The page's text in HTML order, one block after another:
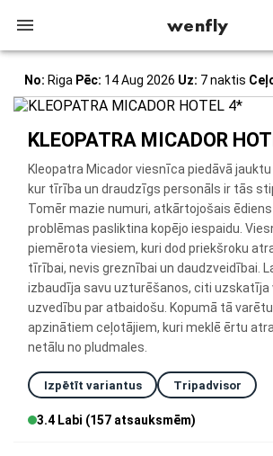
wenfly
No: Riga Pēc: 14 Aug 2026 Uz: 7 naktis
KLEOPATRA MICADOR
Kleopatra Micador viesnīca piedāvā
kur tīrība un draudzīgs personāls ir tās
Tomēr mazie numuri, atkārtojošais
problēmas pasliktina kopējo iespaidu.
piemērota viesiem, kuri dod priekšroku
tīrībai, nevis greznībai un daudzveidībai.
izbaudīja savu uzturēšanos, citi uzskatīja
uzvedību par atbaidošu. Kopumā tā
apzinātiem ceļotājiem, kuri meklē ērtu
netālu no pludmales.
Izpētīt variantus Tripadvisor
3.4 Labi (157 atsauksmēm)